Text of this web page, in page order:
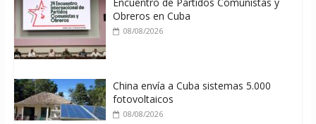
Obreros en Cuba
08/08/2026
China envía a Cuba sistemas 5.000
fotovoltaicos
08/08/2026